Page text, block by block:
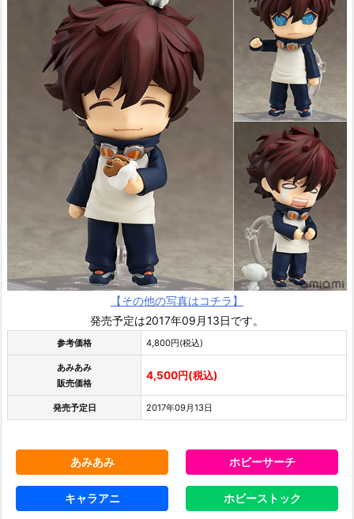
【その他の写真はコチラ】
発売予定は2017年09月13日です。
参考価格 4,800円(税込)
あみあみ
販売価格
4,500円(税込)
発売予定日 2017年09月13日
あみあみ ホビーサーチ
キャラアニ ホビーストック